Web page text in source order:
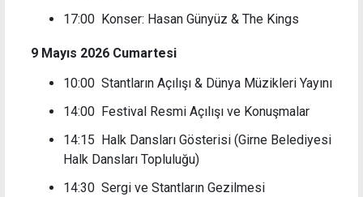
17:00 Konser: Hasan Günyüz & The Kings
9 Mayıs 2026 Cumartesi
10:00 Stantların Açılışı & Dünya Müzikleri Yayını
14:00 Festival Resmi Açılışı ve Konuşmalar
14:15 Halk Dansları Gösterisi (Girne Belediyesi
Halk Dansları Topluluğu)
14:30 Sergi ve Stantların Gezilmesi